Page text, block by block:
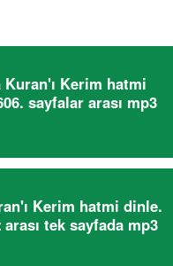
Kuran'ı Kerim hatmi
sayfalar arası mp3
Kerim hatmi dinle.
tek sayfada mp3